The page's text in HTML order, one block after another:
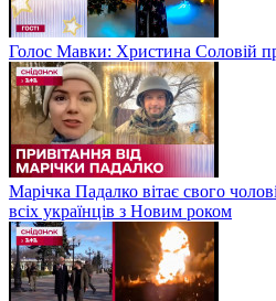
Голос Мавки: Христина Соловій
Марічка Падалко вітає свого
всіх українців з Новим роком